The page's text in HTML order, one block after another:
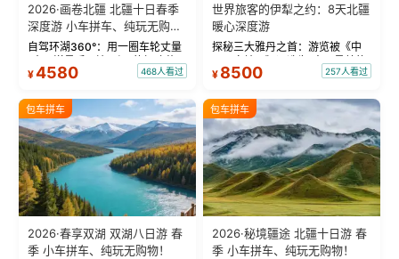
2026·画卷北疆 北疆十日春季
深度游 小车拼车、纯玩无购
物！
自驾环湖360°：用一圈车轮丈量
“大西洋最后一滴眼泪”的极致蔚
蓝。 赛湖旅拍：甄选多款风格服
绝美瞬间。 赛湖坦克300跟车视
频：专业摄影师...
¥4580 468人看过
世界旅客的伊犁之约：8天北疆
暖心深度游
探秘三大雅丹之首：游览被《中
国国家地理》评选为“中国最美的
三大雅丹”第一名的克拉玛依魔鬼
瓦人最大村落——禾木村，欣赏
晨雾与小木...
¥ 8500 257人看过
包车拼车
2026·春享双湖 双湖八日游 春
季 小车拼车、纯玩无购物！
包车拼车
2026·秘境疆途 北疆十日游 春
季 小车拼车、纯玩无购物！